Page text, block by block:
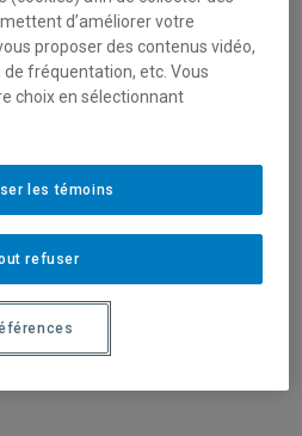
à l’écoute de
situation de handicap
d’améliorer votre
proposer des contenus vidéo,
de fréquentation, etc. Vous
choix en sélectionnant
refuser
les témoins